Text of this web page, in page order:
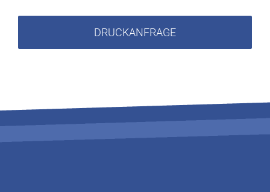
DRUCKANFRAGE